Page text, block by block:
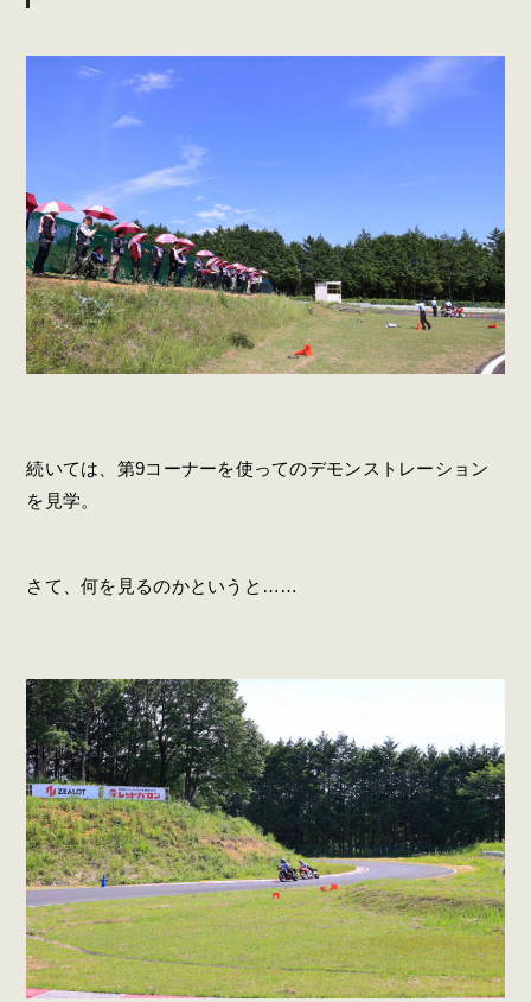
続いては、第9コーナーを使ってのデモンストレーション
を見学。
さて、何を見るのかというと……